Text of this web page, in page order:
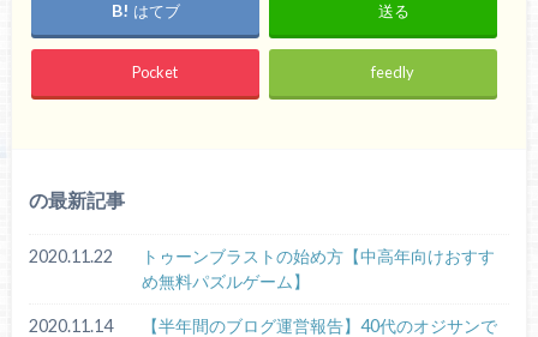
はてブ 送る
Pocket feedly
の最新記事
2020.11.22
トゥーンブラストの始め方【中高年向けおすす
め無料パズルゲーム】
2020.11.14
【半年間のブログ運営報告】40代のオジサンで